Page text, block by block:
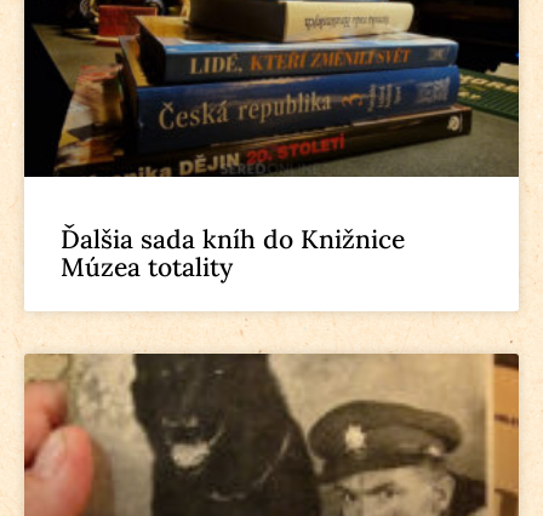
Ďalšia sada kníh do Knižnice
Múzea totality